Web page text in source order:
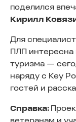
поделился
Кирилл
Для
ПЛП интересна
туризма —
наряду с Key
гостей и
Справка: